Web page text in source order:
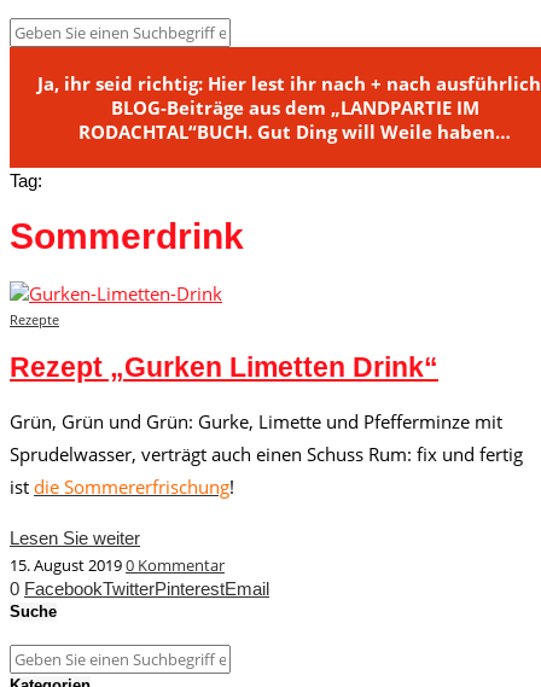
Ja, ihr seid richtig: Hier lest ihr nach + nach
BLOG-Beiträge aus dem „LANDPARTIE IM
RODACHTAL“BUCH. Gut Ding will Weile haben…
Tag:
Sommerdrink
Rezepte
Rezept „Gurken Limetten Drink“
Grün, Grün und Grün: Gurke, Limette und Pfefferminze mit
Sprudelwasser, verträgt auch einen Schuss Rum: fix und fertig
ist die Sommererfrischung!
Lesen Sie weiter
15. August 20190 Kommentar
0 FacebookTwitterPinterestEmail
Suche